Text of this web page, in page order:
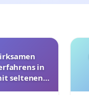
in
seltenen